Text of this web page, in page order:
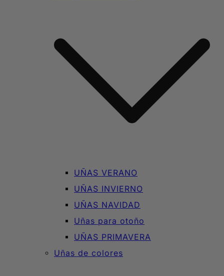
UÑAS VERANO
UÑAS INVIERNO
UÑAS NAVIDAD
Uñas para otoño
UÑAS PRIMAVERA
Uñas de colores